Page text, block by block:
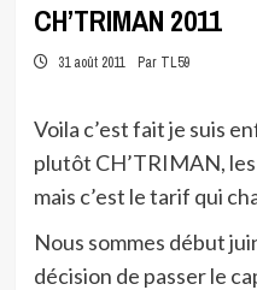
CH’TRIMAN 2011
31 août 2011 Par TL59
Voila c’est fait je suis
plutôt CH’TRIMAN,
mais c’est le tarif qui
Nous sommes début
décision de passer le